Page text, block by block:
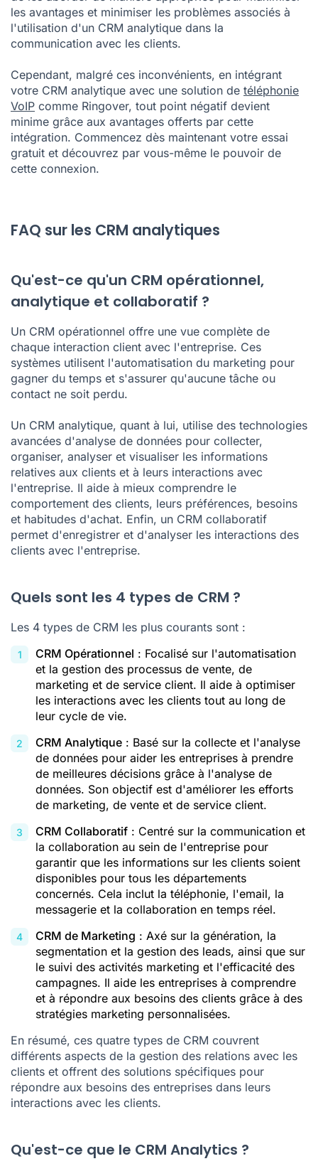
les avantages et minimiser les problèmes associés à
l'utilisation d'un CRM analytique dans la
communication avec les clients.
Cependant, malgré ces inconvénients, en intégrant
votre CRM analytique avec une solution de téléphonie
VoIP comme Ringover, tout point négatif devient
minime grâce aux avantages offerts par cette
intégration. Commencez dès maintenant votre essai
gratuit et découvrez par vous-même le pouvoir de
cette connexion.
FAQ sur les CRM analytiques
Qu'est-ce qu'un CRM opérationnel,
analytique et collaboratif ?
Un CRM opérationnel offre une vue complète de
chaque interaction client avec l'entreprise. Ces
systèmes utilisent l'automatisation du marketing pour
gagner du temps et s'assurer qu'aucune tâche ou
contact ne soit perdu.
Un CRM analytique, quant à lui, utilise des technologies
avancées d'analyse de données pour collecter,
organiser, analyser et visualiser les informations
relatives aux clients et à leurs interactions avec
l'entreprise. Il aide à mieux comprendre le
comportement des clients, leurs préférences, besoins
et habitudes d'achat. Enfin, un CRM collaboratif
permet d'enregistrer et d'analyser les interactions des
clients avec l'entreprise.
Quels sont les 4 types de CRM ?
Les 4 types de CRM les plus courants sont :
CRM Opérationnel : Focalisé sur l'automatisation
et la gestion des processus de vente, de
marketing et de service client. Il aide à optimiser
les interactions avec les clients tout au long de
leur cycle de vie.
CRM Analytique : Basé sur la collecte et l'analyse
de données pour aider les entreprises à prendre
de meilleures décisions grâce à l'analyse de
données. Son objectif est d'améliorer les efforts
de marketing, de vente et de service client.
CRM Collaboratif : Centré sur la communication et
la collaboration au sein de l'entreprise pour
garantir que les informations sur les clients soient
disponibles pour tous les départements
concernés. Cela inclut la téléphonie, l'email, la
messagerie et la collaboration en temps réel.
CRM de Marketing : Axé sur la génération, la
segmentation et la gestion des leads, ainsi que sur
le suivi des activités marketing et l'efficacité des
campagnes. Il aide les entreprises à comprendre
et à répondre aux besoins des clients grâce à des
stratégies marketing personnalisées.
En résumé, ces quatre types de CRM couvrent
différents aspects de la gestion des relations avec les
clients et offrent des solutions spécifiques pour
répondre aux besoins des entreprises dans leurs
interactions avec les clients.
Qu'est-ce que le CRM Analytics ?